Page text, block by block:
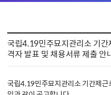
국립4.19민주묘지관리소 기
격자 발표 및 채용서류 제출 안
국립4.19민주묘지관리소 기간제